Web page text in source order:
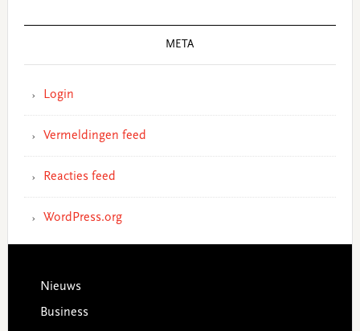
META
Login
Vermeldingen feed
Reacties feed
WordPress.org
Footer
Nieuws
Business